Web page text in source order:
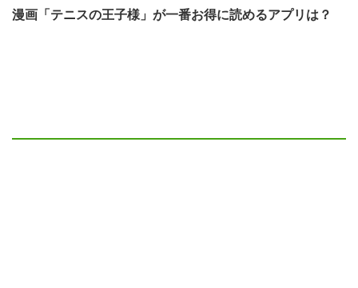
漫画「テニスの王子様」が一番お得に読めるアプリは？